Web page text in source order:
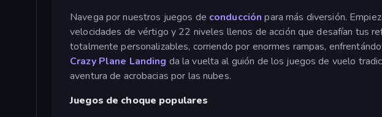
Navega por nuestros juegos de conducción para más diversión.
velocidades de vértigo y 22 niveles llenos de acción que desafían tus
totalmente personalizables, corriendo por enormes rampas,
Crazy Plane Landing da la vuelta al guión de los juegos de vuelo
aventura de acrobacias por las nubes.
Juegos de choque populares